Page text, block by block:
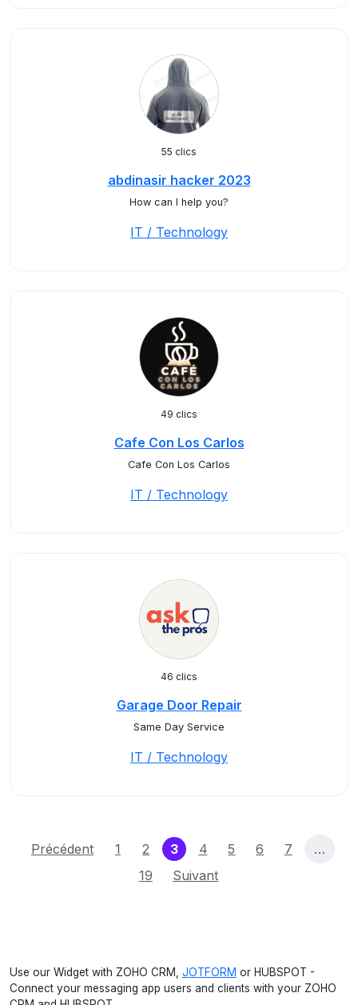
55 clics
abdinasir hacker 2023
How can I help you?
IT / Technology
49 clics
Cafe Con Los Carlos
Cafe Con Los Carlos
IT / Technology
46 clics
Garage Door Repair
Same Day Service
IT / Technology
Précédent 1 2 3(current)
4 5 6 7
…
19
Suivant
Use our Widget with ZOHO CRM, JOTFORM or HUBSPOT -
Connect your messaging app users and clients with your ZOHO